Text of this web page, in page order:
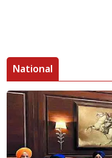
National